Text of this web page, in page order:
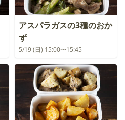
アスパラガスの3種のおか
ず
5/19 (日) 15:00〜15:45